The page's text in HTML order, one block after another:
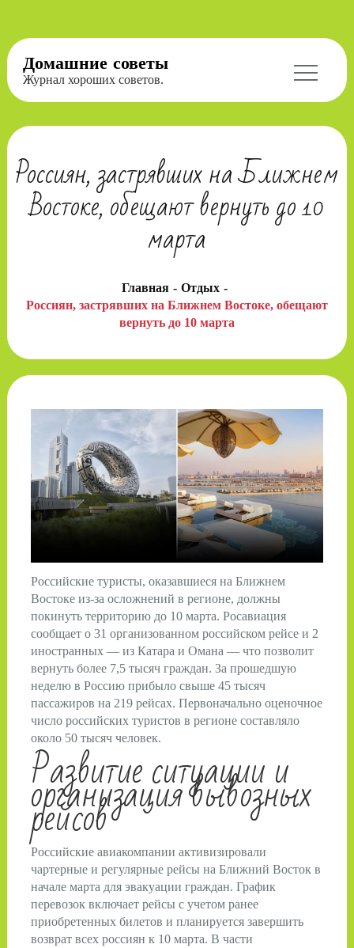
Перейти
содержимому
Домашние советы
Журнал хороших советов.
Россиян, застрявших на Ближнем
Востоке, обещают вернуть до 10
марта
Главная
Отдых
Россиян, застрявших на Ближнем Востоке, обещают
вернуть до 10 марта
Российские туристы, оказавшиеся на Ближнем
Востоке из-за осложнений в регионе, должны
покинуть территорию до 10 марта. Росавиация
сообщает о 31 организованном российском рейсе и 2
иностранных — из Катара и Омана — что позволит
вернуть более 7,5 тысяч граждан. За прошедшую
неделю в Россию прибыло свыше 45 тысяч
пассажиров на 219 рейсах. Первоначально оценочное
число российских туристов в регионе составляло
около 50 тысяч человек.
Развитие ситуации и
организация вывозных
рейсов
Российские авиакомпании активизировали
чартерные и регулярные рейсы на Ближний Восток в
начале марта для эвакуации граждан. График
перевозок включает рейсы с учетом ранее
приобретенных билетов и планируется завершить
возврат всех россиян к 10 марта. В части